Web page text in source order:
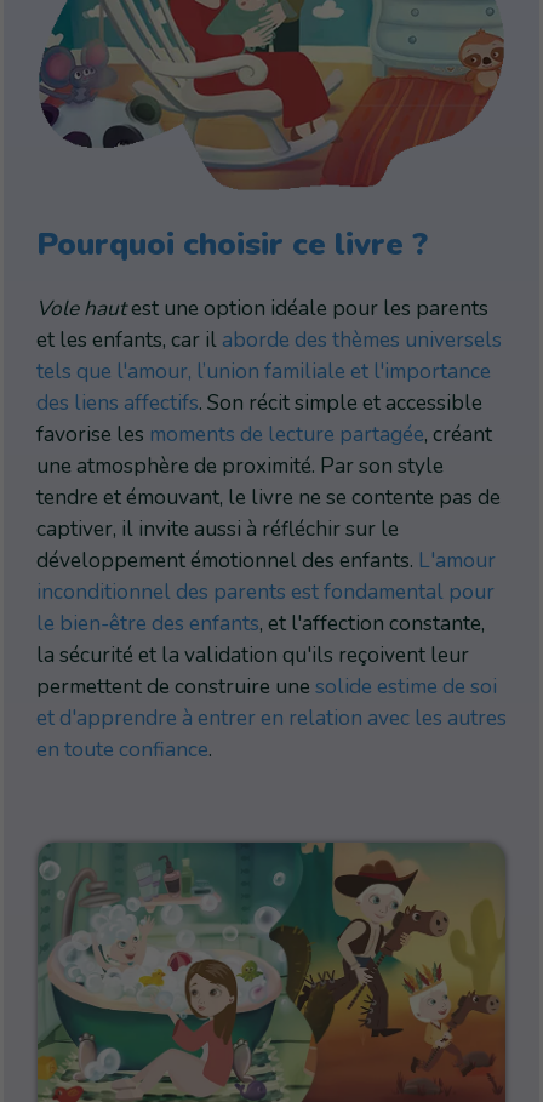
Pourquoi choisir ce livre ?
Vole hautest une option idéale pour les parents
et les enfants, car il aborde des thèmes universels
tels que l'amour, l’union familiale et l'importance
des liens affectifs. Son récit simple et accessible
favorise les moments de lecture partagée, créant
une atmosphère de proximité. Par son style
tendre et émouvant, le livre ne se contente pas de
captiver, il invite aussi à réfléchir sur le
développement émotionnel des enfants. L'amour
inconditionnel des parents est fondamental pour
le bien-être des enfants, et l'affection constante,
la sécurité et la validation qu'ils reçoivent leur
permettent de construire une solide estime de soi
et d'apprendre à entrer en relation avec les autres
en toute confiance.